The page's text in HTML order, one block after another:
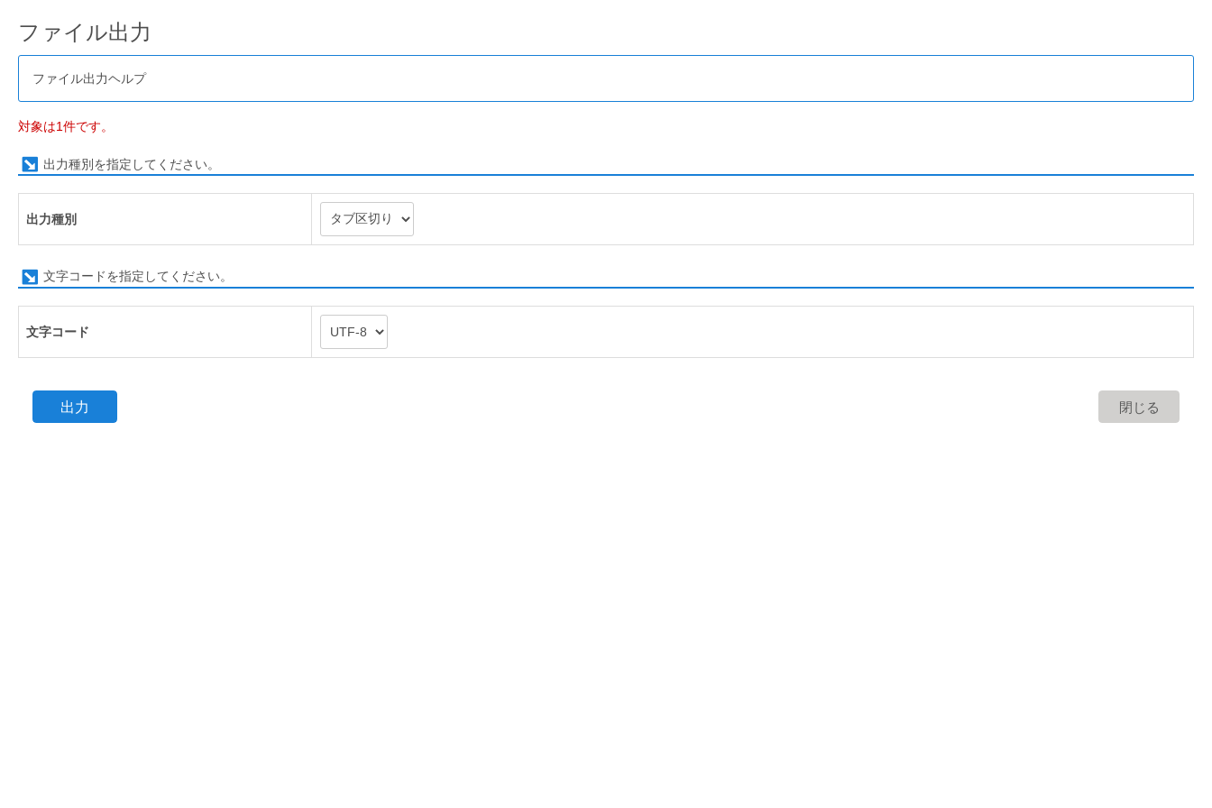
ファイル出力
ファイル出力ヘルプ
対象は1件です。
出力種別を指定してください。
出力種別
文字コードを指定してください。
文字コード